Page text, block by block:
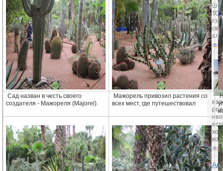
Сад назван в честь своего
создателя - Мажореля (Majorel).
Мажорель привозил растения со
всех мест, где путешествовал